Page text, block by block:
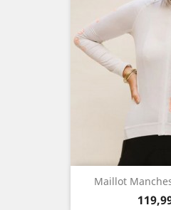
Maillot
Prix